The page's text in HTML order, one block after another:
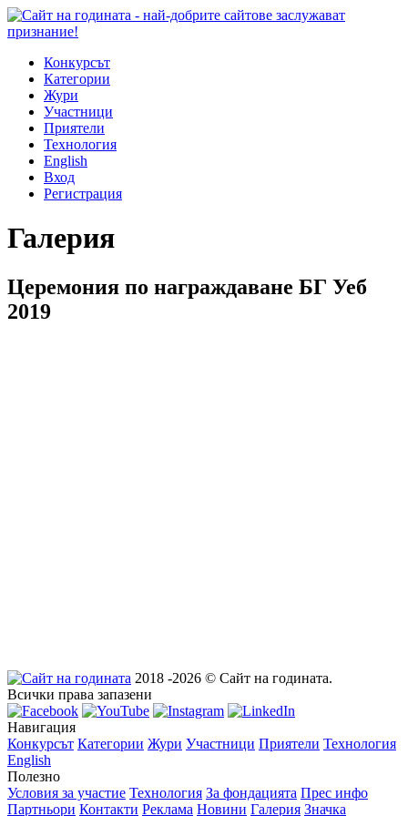
Конкурсът
Категории
Жури
Участници
Приятели
Технология
English
Вход
Регистрация
Галерия
Церемония по награждаване БГ Уеб
2019
2018 -2026 © Сайт на годината.
Всички права запазени
Навигация
Конкурсът Категории Жури Участници Приятели Технология
English
Полезно
Условия за участие Технология За фондацията Прес инфо
Партньори Контакти Реклама Новини Галерия Значка